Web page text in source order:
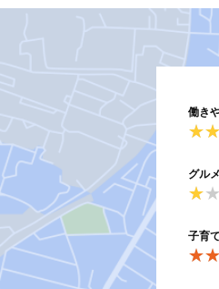
働き
グル
子育